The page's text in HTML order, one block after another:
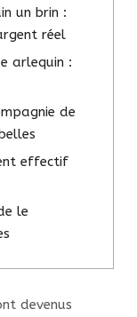
un brin :
réel
arlequin :
de
effectif
le
devenus